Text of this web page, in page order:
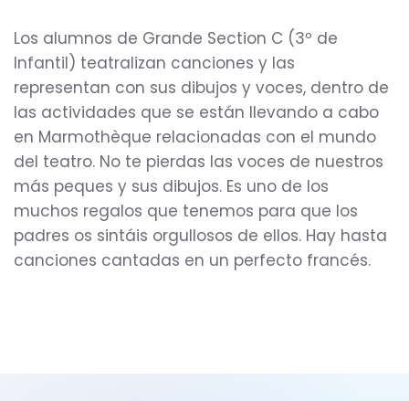
Los alumnos de Grande Section C (3º de
Infantil) teatralizan canciones y las
representan con sus dibujos y voces, dentro de
las actividades que se están llevando a cabo
en Marmothèque relacionadas con el mundo
del teatro. No te pierdas las voces de nuestros
más peques y sus dibujos. Es uno de los
muchos regalos que tenemos para que los
padres os sintáis orgullosos de ellos. Hay hasta
canciones cantadas en un perfecto francés.